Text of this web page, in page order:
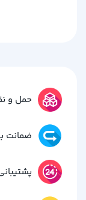
حمل و
ضمانت
پشتیبانی 24